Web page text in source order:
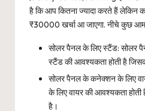
है कि आप कितना ज्यादा करते हैं
₹30000 खर्चा आ जाएगा. नीचे कुछ आम
सोलर पैनल के लिए स्टैंड: सोलर
स्टैंड की आवश्यकता होती है
सोलर पैनल के कनेक्शन के लिए
के लिए वायर की आवश्यकता
है।